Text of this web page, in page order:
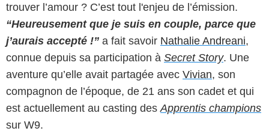
trouver l’amour ? C’est tout l'enjeu de l’émission.
“Heureusement que je suis en couple, parce que
j’aurais accepté !” a fait savoir Nathalie Andreani,
connue depuis sa participation à Secret Story. Une
aventure qu’elle avait partagée avec Vivian, son
compagnon de l’époque, de 21 ans son cadet et qui
est actuellement au casting des Apprentis champions
sur W9.